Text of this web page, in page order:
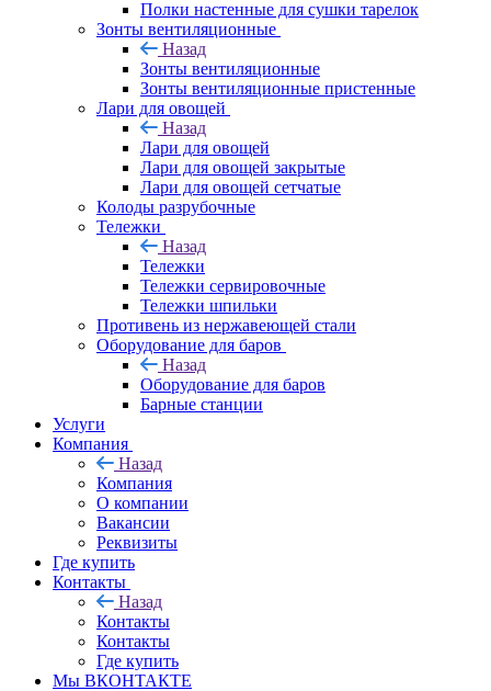
Полки настенные для сушки тарелок
Зонты вентиляционные
Назад
Зонты вентиляционные
Зонты вентиляционные пристенные
Лари для овощей
Назад
Лари для овощей
Лари для овощей закрытые
Лари для овощей сетчатые
Колоды разрубочные
Тележки
Назад
Тележки
Тележки сервировочные
Тележки шпильки
Противень из нержавеющей стали
Оборудование для баров
Назад
Оборудование для баров
Барные станции
Услуги
Компания
Назад
Компания
О компании
Вакансии
Реквизиты
Где купить
Контакты
Назад
Контакты
Контакты
Где купить
Мы ВКОНТАКТЕ